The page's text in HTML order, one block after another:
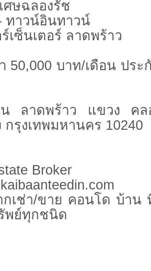
ศษฉลองรัช
ทาวน์อินทาวน์
เซ็นเตอร์ ลาดพร้าว
50,000 บาท/เดือน ปร
ลาดพร้าว แขวง คล
กรุงเทพมหานคร 10240
Broker
กเช่า/ขาย คอนโด บ้าน
พย์ทุกชนิด